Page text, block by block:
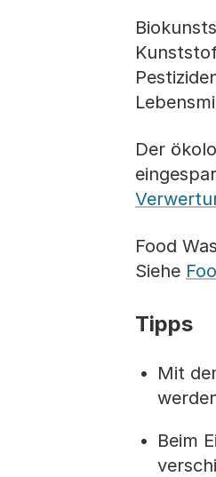
Der
Food
Siehe
Tipps
Mit
Beim